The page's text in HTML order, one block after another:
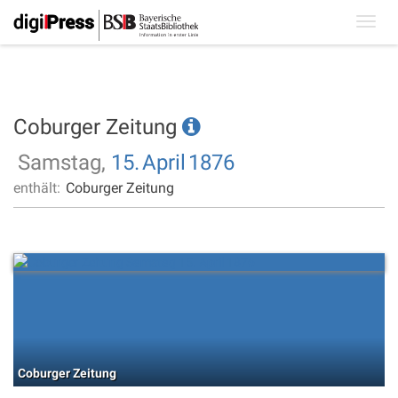
Coburger Zeitung
Samstag, 15.April 1876
enthält: Coburger Zeitung
Coburger Zeitung